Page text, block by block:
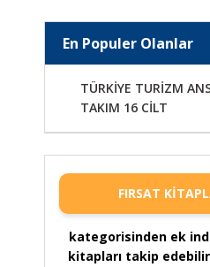
En Populer Olanlar
TÜRKİYE TURİZM
TAKIM 16 CİLT
FIRSAT
kategorisinden ek
kitapları takip